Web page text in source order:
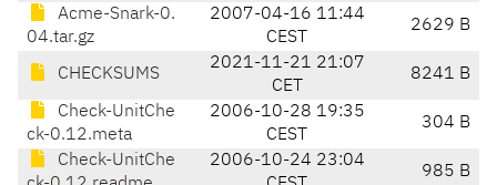
Acme-Snark-0.
04.tar.gz
2007-04-16 11:44
CEST
2629 B
CHECKSUMS
2021-11-21 21:07
CET
8241 B
Check-UnitChe
ck-0.12.meta
2006-10-28 19:35
CEST
304 B
Check-UnitChe
2006-10-24 23:04
985 B